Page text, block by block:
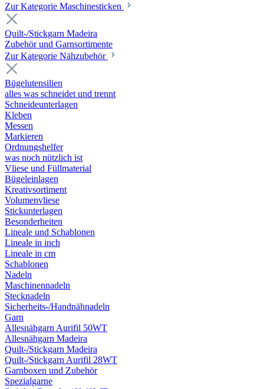
Zur Kategorie Maschinesticken
Quilt-/Stickgarn Madeira
Zubehör und Garnsortimente
Zur Kategorie Nähzubehör
Bügelutensilien
alles was schneidet und trennt
Schneideunterlagen
Kleben
Messen
Markieren
Ordnungshelfer
was noch nützlich ist
Vliese und Füllmaterial
Bügeleinlagen
Kreativsortiment
Volumenvliese
Stickunterlagen
Besonderheiten
Lineale und Schablonen
Lineale in inch
Lineale in cm
Schablonen
Nadeln
Maschinennadeln
Stecknadeln
Sicherheits-/Handnähnadeln
Garn
Allesnähgarn Aurifil 50WT
Allesnähgarn Madeira
Quilt-/Stickgarn Madeira
Quilt-/Stickgarn Aurifil 28WT
Garnboxen und Zubehör
Spezialgarne